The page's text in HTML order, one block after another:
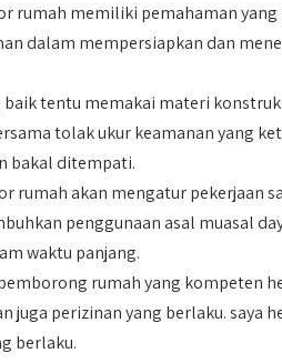
rumah memiliki pemahaman
dalam mempersiapkan dan
tentu memakai materi
tolak ukur keamanan yang
bakal ditempati.
rumah akan mengatur pekerjaan
penggunaan asal muasal
waktu panjang.
rumah yang kompeten
juga perizinan yang berlaku. saya
berlaku.